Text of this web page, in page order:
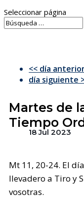
Seleccionar página
<< día
día siguiente
Martes de
Tiempo
18 Jul 2023
Mt 11, 20-24. El
llevadero a Tiro y
vosotras.